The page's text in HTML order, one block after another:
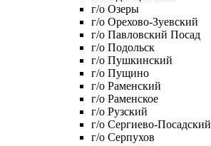
г/о Озеры
г/о Орехово-Зуевский
г/о Павловский Посад
г/о Подольск
г/о Пушкинский
г/о Пущино
г/о Раменский
г/о Раменское
г/о Рузский
г/о Сергиево-Посадский
г/о Серпухов